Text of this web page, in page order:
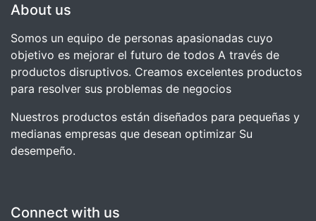
About us
Somos un equipo de personas apasionadas cuyo
objetivo es mejorar el futuro de todos A través de
productos disruptivos. Creamos excelentes productos
para resolver sus problemas de negocios
Nuestros productos están diseñados para pequeñas y
medianas empresas que desean optimizar Su
desempeño.
Connect with us